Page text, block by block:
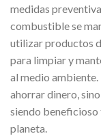
medidas
combustible se
utilizar productos
para limpiar y
al medio
ahorrar dinero,
siendo beneficioso
planeta.